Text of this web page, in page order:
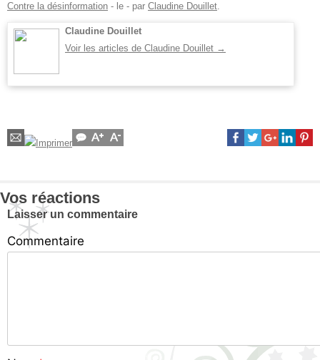
Contre la désinformation - le - par Claudine Douillet.
Claudine Douillet
Voir les articles de Claudine Douillet →
Vos réactions
Laisser un commentaire
Commentaire